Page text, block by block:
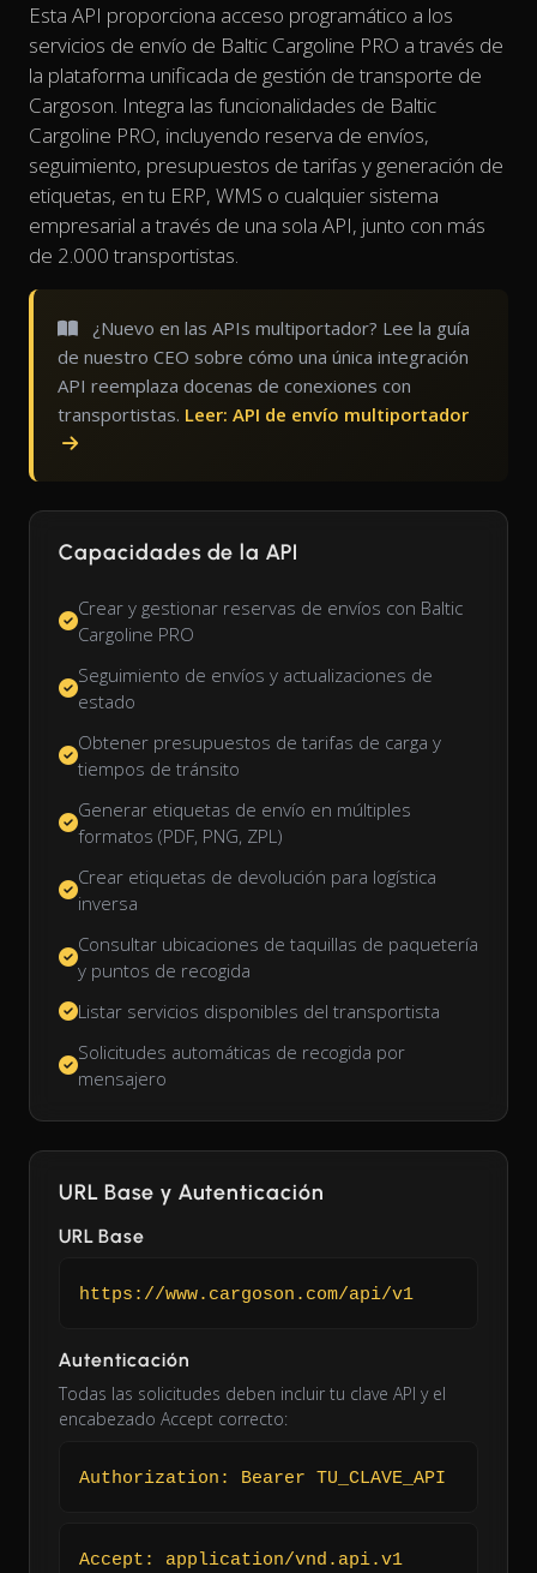
Esta API proporciona acceso programático a los
servicios de envío de Baltic Cargoline PRO a través de
la plataforma unificada de gestión de transporte de
Cargoson. Integra las funcionalidades de Baltic
Cargoline PRO, incluyendo reserva de envíos,
seguimiento, presupuestos de tarifas y generación de
etiquetas, en tu ERP, WMS o cualquier sistema
empresarial a través de una sola API, junto con más
de 2.000 transportistas.
¿Nuevo en las APIs multiportador? Lee la guía
de nuestro CEO sobre cómo una única integración
API reemplaza docenas de conexiones con
transportistas. Leer: API de envío multiportador
Capacidades de la API
Crear y gestionar reservas de envíos con Baltic
Cargoline PRO
Seguimiento de envíos y actualizaciones de
estado
Obtener presupuestos de tarifas de carga y
tiempos de tránsito
Generar etiquetas de envío en múltiples
formatos (PDF, PNG, ZPL)
Crear etiquetas de devolución para logística
inversa
Consultar ubicaciones de taquillas de paquetería
y puntos de recogida
Listar servicios disponibles del transportista
Solicitudes automáticas de recogida por
mensajero
URL Base y Autenticación
URL Base
https://www.cargoson.com/api/v1
Autenticación
Todas las solicitudes deben incluir tu clave API y el
encabezado Accept correcto:
Authorization: Bearer TU_CLAVE_API
Accept: application/vnd.api.v1